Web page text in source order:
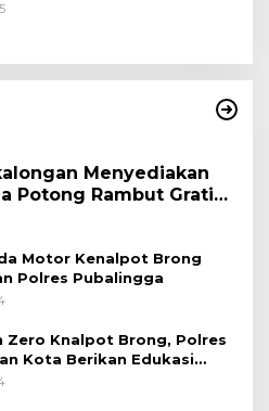
Menyediakan
Potong Rambut Gratis
2025
Motor Kenalpot Brong
Polres Pubalingga
Zero Knalpot Brong, Polres
Kota Berikan Edukasi